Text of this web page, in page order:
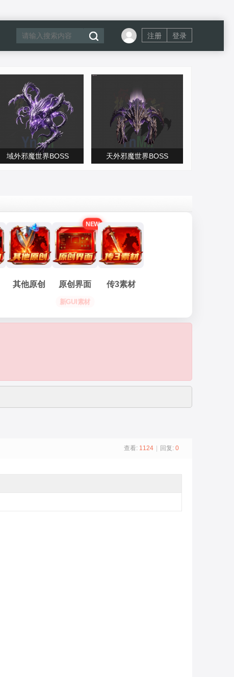
注册 登录
域外邪魔世界BOSS 天外邪魔世界BOSS
其他原创
NEW
原创界面
新GUI素材
传3素材
查看: 1124 回复: 0